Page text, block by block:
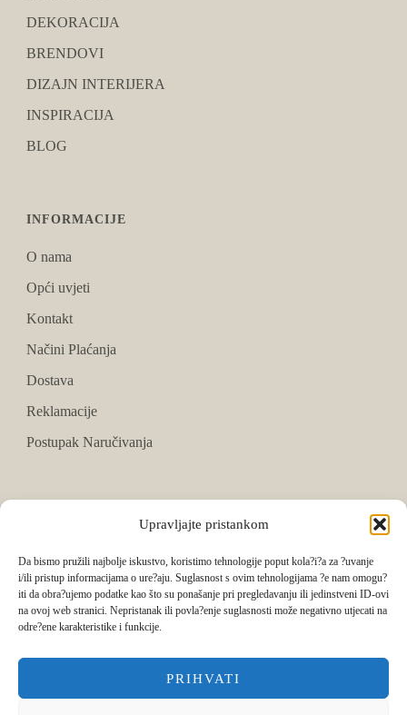
Upravljajte pristankom
Da bismo pružili najbolje iskustvo, koristimo tehnologije poput kola?i?a za ?uvanje
i/ili pristup informacijama o ure?aju. Suglasnost s ovim tehnologijama ?e nam omogu?
iti da obra?ujemo podatke kao što su ponašanje pri pregledavanju ili jedinstveni ID-ovi
na ovoj web stranici. Nepristanak ili povla?enje suglasnosti može negativno utjecati na
odre?ene karakteristike i funkcije.
PRIHVATI
DEKORACIJA
BRENDOVI
DIZAJN INTERIJERA
INSPIRACIJA
BLOG
INFORMACIJE
O nama
Opći uvjeti
Kontakt
Načini Plaćanja
Dostava
Reklamacije
Postupak Naručivanja
Instagram
Tik Tok